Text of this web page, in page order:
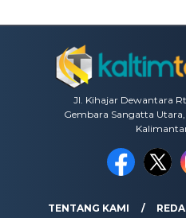
Jl. Kihajar Dewantara
Gembara Sangatta
TENTANG KAMI